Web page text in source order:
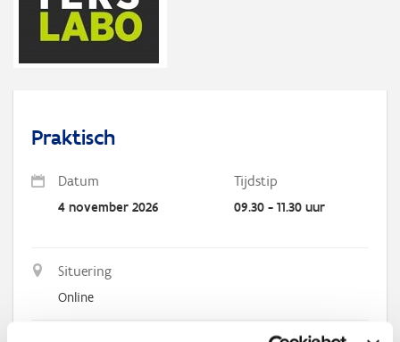
Praktisch
Datum Tijdstip
4 november 2026 09.30 - 11.30 uur
Situering
Online